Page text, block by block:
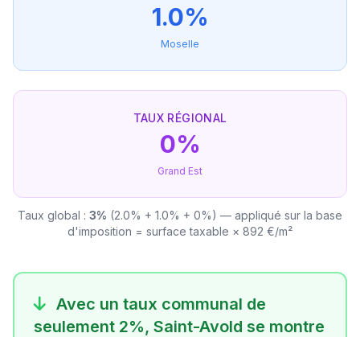
1.0%
Moselle
TAUX RÉGIONAL
0%
Grand Est
Taux global : 3% (2.0% + 1.0% + 0%) — appliqué sur la base
d'imposition = surface taxable × 892 €/m²
Avec un taux communal de
seulement 2%, Saint-Avold se montre